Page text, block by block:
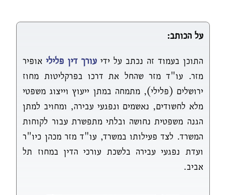
על הכותב:
התוכן בעמוד זה נכתב על ידי עורך דין פליליאופיר
מזר. עו"ד מזר שהחל את דרכו בפרקליטות מחוז
ירושלים (פלילי), מתמחה במתן ייעוץ וייצוג משפטי
מלא לחשודים, נאשמים ונפגעי עבירה, ומחויב למתן
הגנה משפטית נחושה ובלתי מתפשרת עבור לקוחות
המשרד. לצד פעילותו במשרד, עו"ד מזר מכהן כיו"ר
ועדת נפגעי עבירה בלשכת עורכי הדין במחוז תל
אביב.